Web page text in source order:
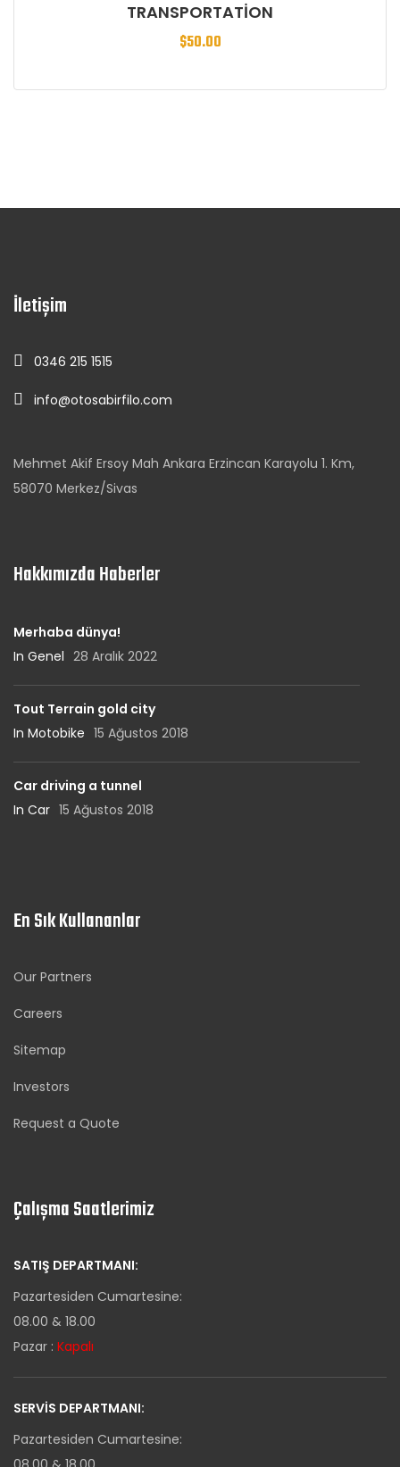
TRANSPORTATION
$50.00
İletişim
0346 215 1515
info@otosabirfilo.com
Mehmet Akif Ersoy Mah Ankara Erzincan Karayolu 1. Km,
58070 Merkez/Sivas
Hakkımızda Haberler
Merhaba dünya!
In Genel 28 Aralık 2022
Tout Terrain gold city
In Motobike 15 Ağustos 2018
Car driving a tunnel
In Car 15 Ağustos 2018
En Sık Kullananlar
Our Partners
Careers
Sitemap
Investors
Request a Quote
Çalışma Saatlerimiz
SATIŞ DEPARTMANI:
Pazartesiden Cumartesine:
08.00 & 18.00
Pazar : Kapalı
SERVIS DEPARTMANI:
Pazartesiden Cumartesine: